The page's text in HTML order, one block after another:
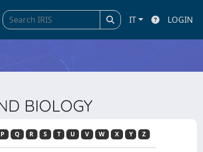
IT LOGIN
BIOLOGY
P Q R S T U V W X Y Z